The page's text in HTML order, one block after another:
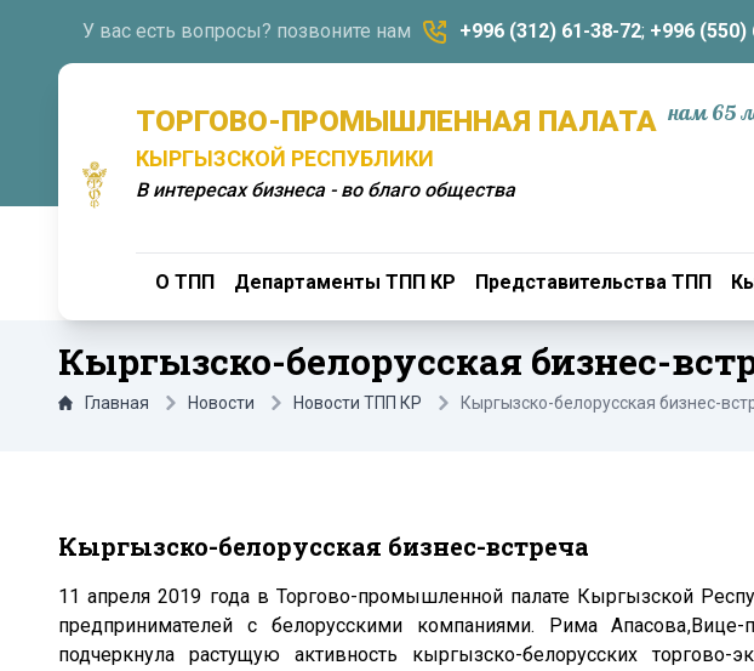
У вас есть вопросы? позвоните нам +996 (312) 61-38-72; +996 (550)
ТОРГОВО-ПРОМЫШЛЕННАЯ ПАЛАТА нам 65
КЫРГЫЗСКОЙ РЕСПУБЛИКИ
В интересах бизнеса - во благо общества
О ТПП Департаменты ТПП КР Представительства ТПП
Кыргызско-белорусская бизнес-
Главная Новости Новости ТПП КР Кыргызско-белорусская бизнес-
Кыргызско-белорусская бизнес-встреча
11 апреля 2019 года в Торгово-промышленной палате Кыргызской
предпринимателей с белорусскими компаниями. Рима
подчеркнула растущую активность кыргызско-белорусских